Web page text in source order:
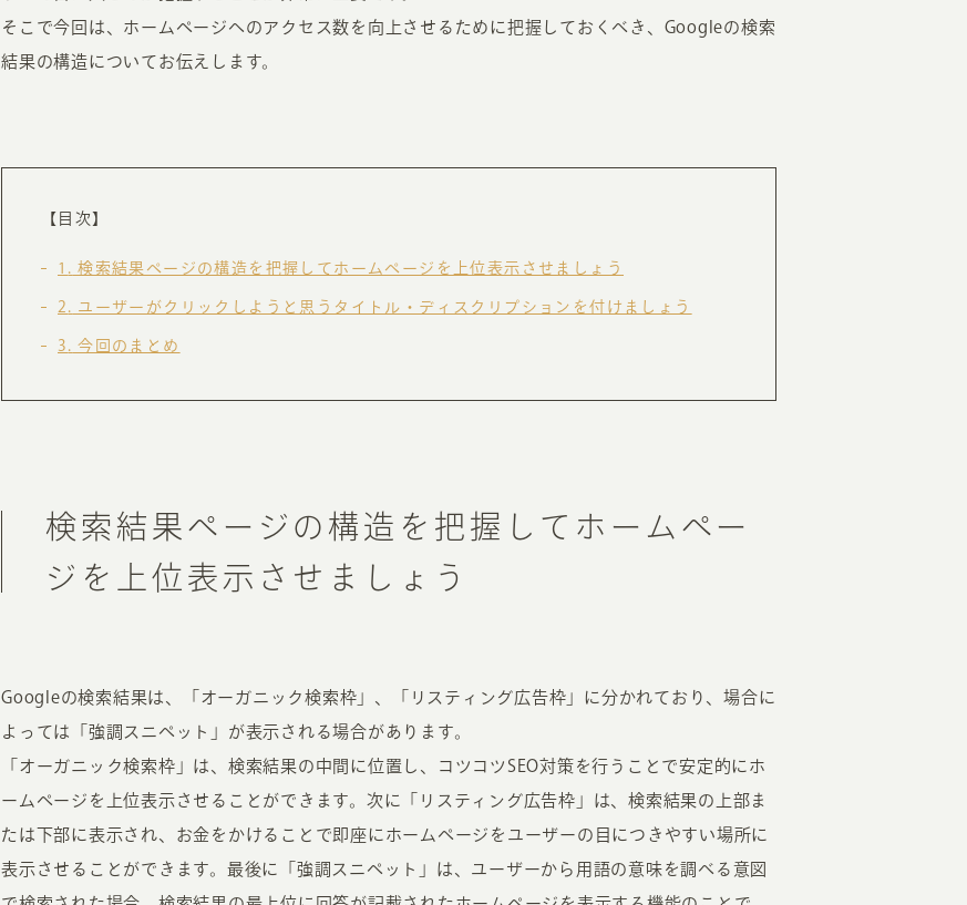
ホームページ集客の重要性
よくある質問
ABOUT
オンカについて
ホームページ制作後の運用
ターゲットの属性にあわせて訴求する
そこで今回は、ホームページへのアクセス数を向上させるために把握しておくべき、Googleの検索
結果の構造についてお伝えします。
【目次】
1 検索結果ページの構造を把握してホームページを上位表示させましょう
2 ユーザーがクリックしようと思うタイトル・ディスクリプションを付けましょう
3 今回のまとめ
検索結果ページの構造を把握してホームペー
ジを上位表示させましょう
Googleの検索結果は、「オーガニック検索枠」、「リスティング広告枠」に分かれており、場合に
よっては「強調スニペット」が表示される場合があります。
「オーガニック検索枠」は、検索結果の中間に位置し、コツコツSEO対策を行うことで安定的にホ
ームページを上位表示させることができます。次に「リスティング広告枠」は、検索結果の上部ま
たは下部に表示され、お金をかけることで即座にホームページをユーザーの目につきやすい場所に
表示させることができます。最後に「強調スニペット」は、ユーザーから用語の意味を調べる意図